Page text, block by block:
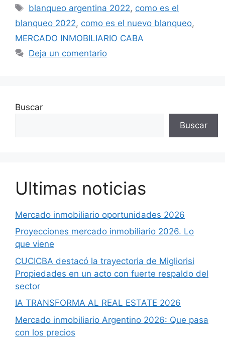
Etiquetas
blanqueo argentina 2022, como es el
blanqueo 2022, como es el nuevo blanqueo,
MERCADO INMOBILIARIO CABA
Deja un comentario
Buscar
Buscar
Ultimas noticias
Mercado inmobiliario oportunidades 2026
Proyecciones mercado inmobiliario 2026. Lo
que viene
CUCICBA destacó la trayectoria de Migliorisi
Propiedades en un acto con fuerte respaldo del
sector
IA TRANSFORMA AL REAL ESTATE 2026
Mercado inmobiliario Argentino 2026: Que pasa
con los precios